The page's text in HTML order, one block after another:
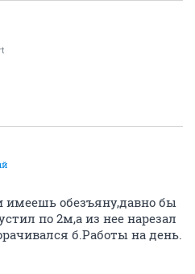
имеешь обезъяну,давно бы
по 2м,а из нее нарезал
б.Работы на день.